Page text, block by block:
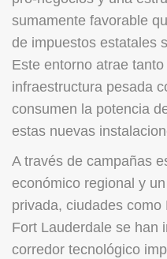
sumamente favorable
de impuestos estatales
Este entorno atrae
infraestructura pesada
consumen la potencia
estas nuevas
A través de campañas
económico regional y
privada, ciudades
Fort Lauderdale se han
corredor tecnológico